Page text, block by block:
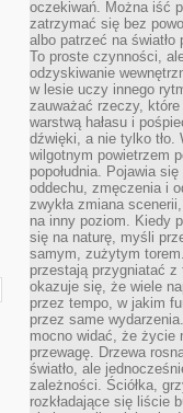
oczekiwań. Można iść
zatrzymać się bez
albo patrzeć na
To proste czynności,
odzyskiwanie
w lesie uczy innego
zauważać rzeczy,
warstwą hałasu i
dźwięki, a nie tylko tło.
wilgotnym powietrzem
popołudnia. Pojawia
oddechu, zmęczenia i
zwykła zmiana
na inny poziom. Kiedy
się na naturę, myśli
samym, zużytym
przestają przygniatać z
okazuje się, że wiele
przez tempo, w jakim
przez same
mocno widać, że życie
przewagę. Drzewa
światło, ale
zależności. Ściółka,
rozkładające się liście